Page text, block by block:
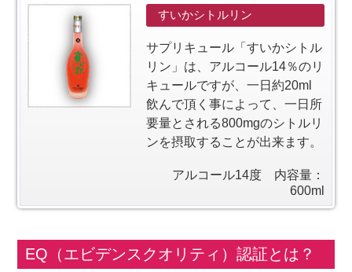
すいかシトルリン
サプリキュール「すいかシトル
リン」は、アルコール14％のリ
キュールですが、一日約20ml
飲んで頂く事によって、一日所
要量とされる800mgのシトルリ
ンを摂取することが出来ます。
アルコール14度 内容量：
600ml
EQ（エビデンスクオリティ）認証とは？